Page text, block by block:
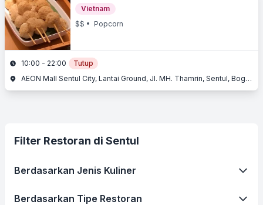
Vietnam
$$ • Popcorn
10:00 - 22:00
Tutup
AEON Mall Sentul City, Lantai Ground, Jl. MH. Thamrin, Sentul, Bogor, Jawa Barat
Filter Restoran di Sentul
Berdasarkan Jenis Kuliner
Berdasarkan Tipe Restoran